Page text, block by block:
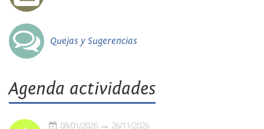
Quejas y Sugerencias
Agenda actividades
08/01/2026 26/11/2026